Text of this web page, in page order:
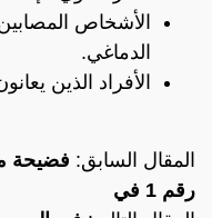
الأشخاص
الدماغي.
الأفراد الذين
المقال السابق: فضيحة
رقم 1 في